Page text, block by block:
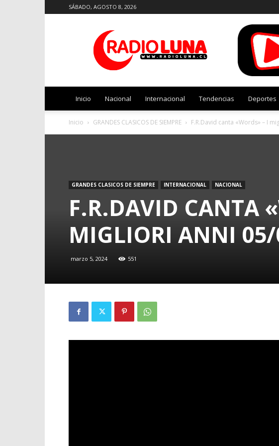
SÁBADO, AGOSTO 8, 2026
Luna
Inicio Nacional Internacional Tendencias Deportes
Inicio GRANDES CLASICOS DE SIEMPRE F.R.David canta «Words» – I
GRANDES CLASICOS DE SIEMPRE INTERNACIONAL NACIONAL
F.R.DAVID CANTA
MIGLIORI ANNI
marzo 5, 2024 551